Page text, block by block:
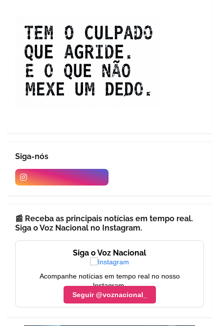
Siga-nós
📰 Receba as principais notícias em tempo real.
Siga o Voz Nacional no Instagram.
Siga o Voz Nacional
Acompanhe notícias em tempo real no nosso
Instagram.
Seguir @voznacional_